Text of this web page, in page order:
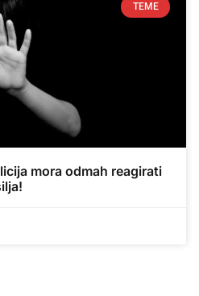
TEME
mora odmah reagirati